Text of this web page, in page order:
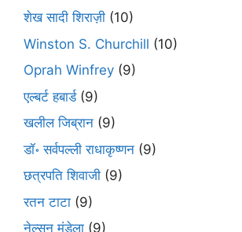
शेख सादी शिराज़ी (10)
Winston S. Churchill (10)
Oprah Winfrey (9)
एल्बर्ट हबार्ड(9)
खलील जिब्रान (9)
डॉ॰ सर्वपल्ली राधाकृष्णन (9)
छत्रपति शिवाजी (9)
रतन टाटा (9)
नेल्सन मंडेला (9)